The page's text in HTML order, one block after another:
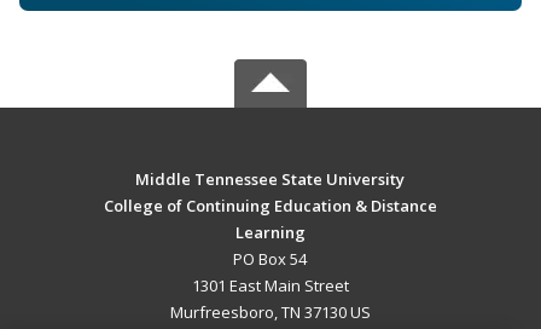
Middle Tennessee State University
College of Continuing Education & Distance
Learning
PO Box 54
1301 East Main Street
Murfreesboro, TN 37130 US